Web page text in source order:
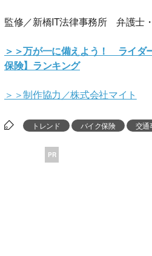
監修／新橋IT法律事務所 弁護士
＞＞万が一に備えよう！ ライダ
保険】ランキング
＞＞制作協力／株式会社マイト
トレンド バイク保険 交通
PR